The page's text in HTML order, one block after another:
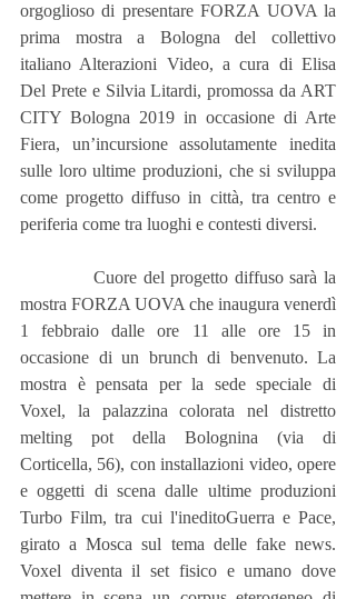
orgoglioso di presentare FORZA UOVA la
prima mostra a Bologna del collettivo
italiano Alterazioni Video, a cura di Elisa
Del Prete e Silvia Litardi, promossa da ART
CITY Bologna 2019 in occasione di Arte
Fiera, un’incursione assolutamente inedita
sulle loro ultime produzioni, che si sviluppa
come progetto diffuso in città, tra centro e
periferia come tra luoghi e contesti diversi.
            Cuore del progetto diffuso sarà la
mostra FORZA UOVA che inaugura venerdì
1 febbraio dalle ore 11 alle ore 15 in
occasione di un brunch di benvenuto. La
mostra è pensata per la sede speciale di
Voxel, la palazzina colorata nel distretto
melting pot della Bolognina (via di
Corticella, 56), con installazioni video, opere
e oggetti di scena dalle ultime produzioni
Turbo Film, tra cui l'ineditoGuerra e Pace,
girato a Mosca sul tema delle fake news.
Voxel diventa il set fisico e umano dove